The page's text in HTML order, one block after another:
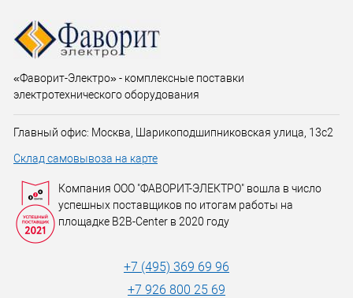
«Фаворит-Электро» - комплексные поставки
электротехнического оборудования
Главный офис: Москва, Шарикоподшипниковская улица, 13с2
Склад самовывоза на карте
Компания ООО "ФАВОРИТ-ЭЛЕКТРО" вошла в число
успешных поставщиков по итогам работы на
площадке B2B-Center в 2020 году
+7 (495) 369 69 96
+7 926 800 25 69